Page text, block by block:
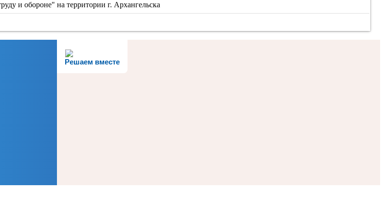
и обороне" на территории г. Архангельска
Решаем вместе